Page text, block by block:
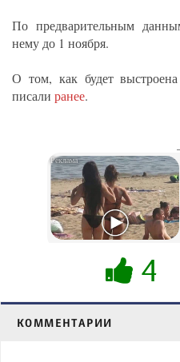
По предварительным
нему до 1 ноября.
О том, как будет
писали ранее.
4
КОММЕНТАРИИ